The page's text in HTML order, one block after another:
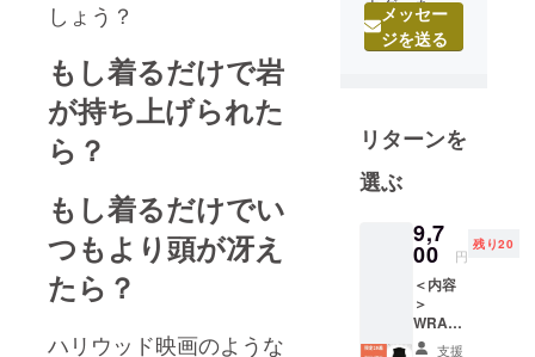
しょう？
もし着るだけで岩
が持ち上げられた
ら？
もし着るだけでい
つもより頭が冴え
たら？
ハリウッド映画のような
維に調合し
た技術によ
フハック
AddElmの開
の方からア
スリートま
フォーマン
スをバック
メッセー
ジを送る
リターンを
選ぶ
9,7
00 円
残り20
＜内容
＞
WRAP
&amp;
支援